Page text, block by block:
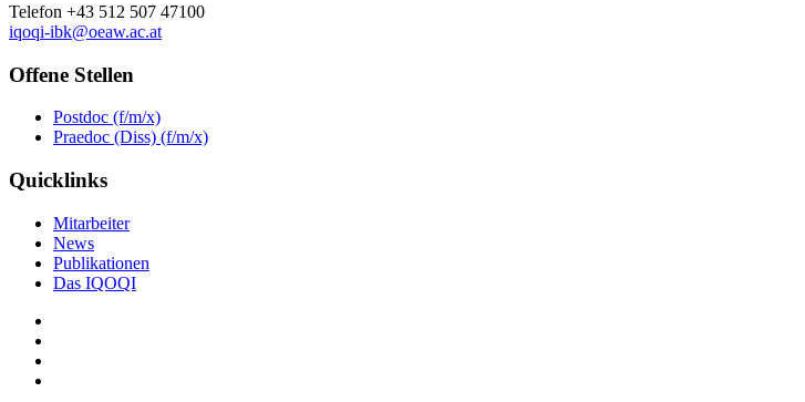
Telefon +43 512 507 47100
iqoqi-ibk@oeaw.ac.at
Offene Stellen
Postdoc (f/m/x)
Praedoc (Diss) (f/m/x)
Quicklinks
Mitarbeiter
News
Publikationen
Das IQOQI